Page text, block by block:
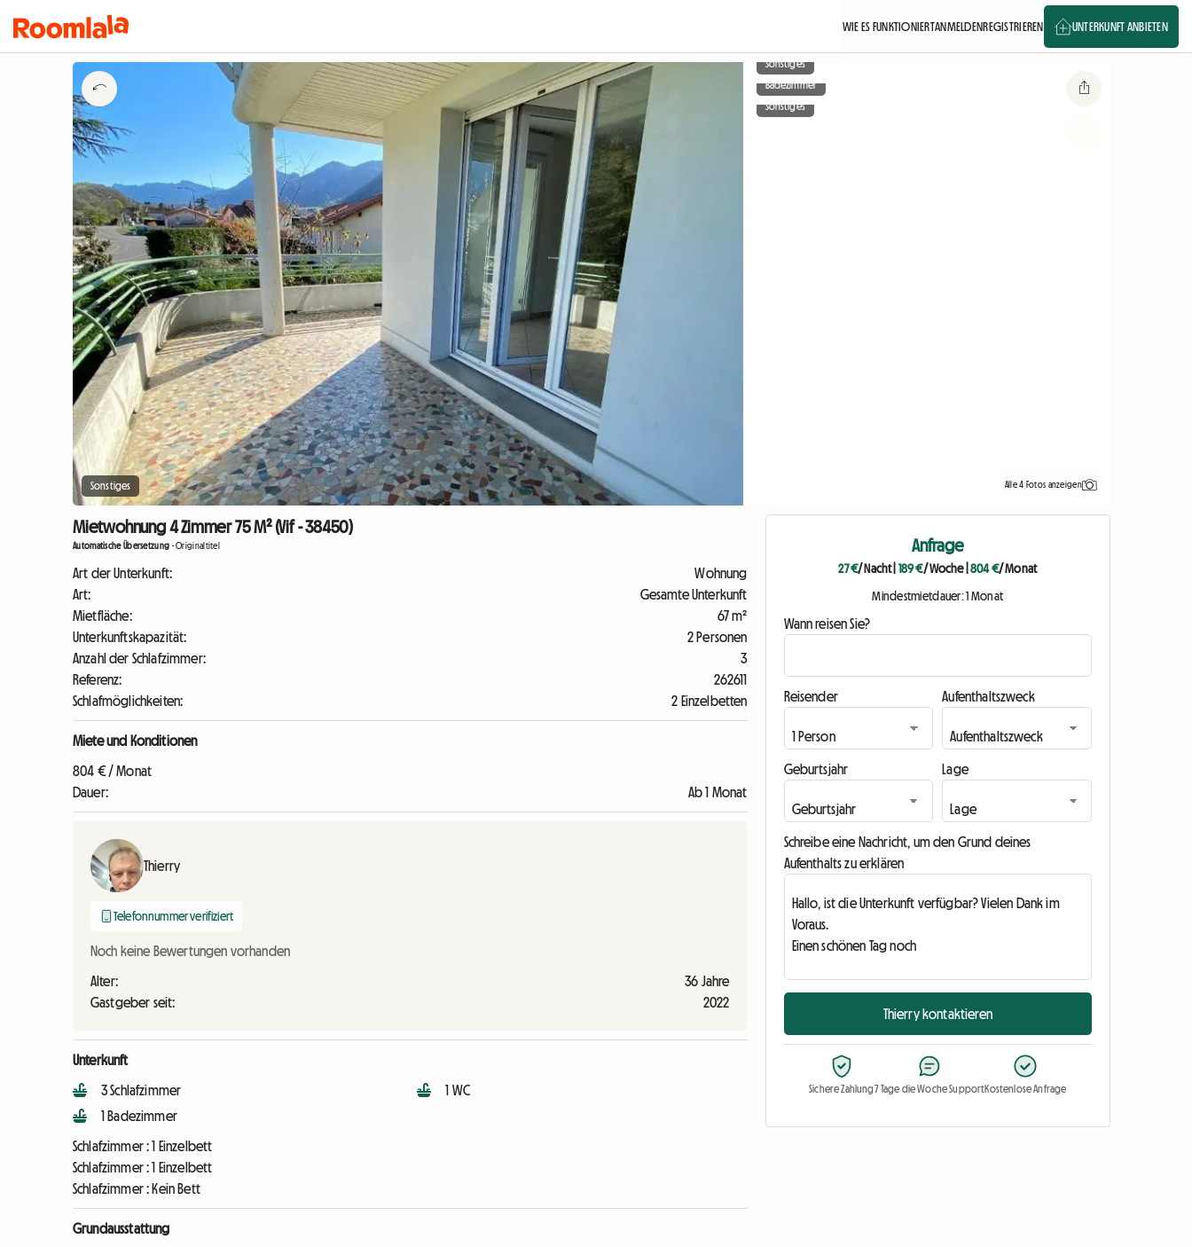
WIE ES FUNKTIONIERTANMELDENREGISTRIEREN UNTERKUNFT ANBIETEN
Sonstiges
Sonstiges
Badezimmer
Sonstiges
Alle 4 Fotos anzeigen
Mietwohnung 4 Zimmer 75 M² (Vif - 38450)
Automatische Übersetzung -Originaltitel
Art der Unterkunft:
Wohnung
Art:
Gesamte Unterkunft
Mietfläche:
67 m²
Unterkunftskapazität:
2 Personen
Anzahl der Schlafzimmer:
3
Referenz:
262611
Schlafmöglichkeiten:
2 Einzelbetten
Miete und Konditionen
804 € / Monat
Dauer:
Ab 1 Monat
Thierry
Telefonnummer verifiziert
Noch keine Bewertungen vorhanden
Alter:
36 Jahre
Gastgeber seit:
2022
Unterkunft
3 Schlafzimmer
1 Badezimmer
1 WC
Schlafzimmer :1 Einzelbett
Schlafzimmer :1 Einzelbett
Schlafzimmer : Kein Bett
Grundausstattung
Anfrage
27 €/ Nacht| 189 €/ Woche|804 €/ Monat
Mindestmietdauer: 1 Monat
Wann reisen Sie?
Reisender Aufenthaltszweck
Geburtsjahr Lage
Schreibe eine Nachricht, um den Grund deines
Aufenthalts zu erklären
Thierry kontaktieren
Sichere Zahlung7 Tage die Woche SupportKostenlose Anfrage